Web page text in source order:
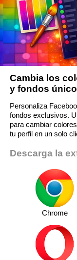
Cambia los
y fondos
Personaliza
fondos exclusivos.
para cambiar
tu perfil en un solo
Descarga la
Chrome